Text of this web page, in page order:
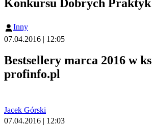
Konkursu Dobrych Praktyk
Inny
07.04.2016 | 12:05
Bestsellery marca 2016 w
profinfo.pl
Jacek Górski
07.04.2016 | 12:03